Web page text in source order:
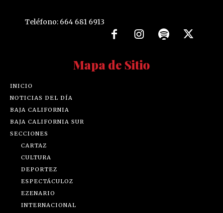
Teléfono: 664 681 6913
Mapa de Sitio
INICIO
NOTICIAS DEL DÍA
BAJA CALIFORNIA
BAJA CALIFORNIA SUR
SECCIONES
CARTAZ
CULTURA
DEPORTEZ
ESPECTÁCULOZ
EZENARIO
INTERNACIONAL